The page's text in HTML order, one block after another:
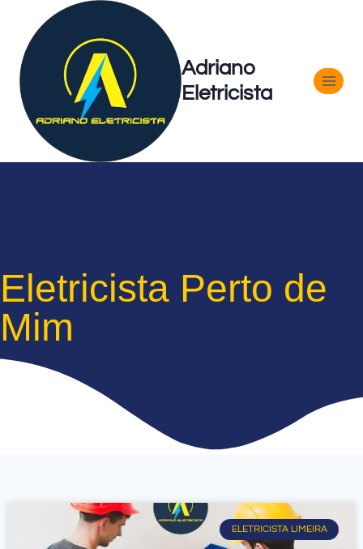
Adriano
Eletricista
Eletricista Perto de
Mim
ELETRICISTA LIMEIRA